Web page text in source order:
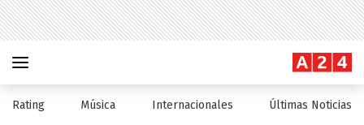
Rating Música Internacionales Últimas Noticias